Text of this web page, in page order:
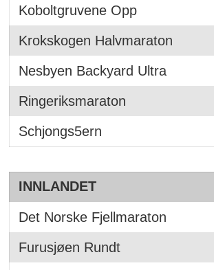
Koboltgruvene Opp
Krokskogen Halvmaraton
Nesbyen Backyard Ultra
Ringeriksmaraton
Schjongs5ern
INNLANDET
Det Norske Fjellmaraton
Furusjøen Rundt